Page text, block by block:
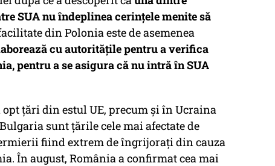
SUA nu îndeplinea cerinţele menite să
din Polonia este de asemenea
cu autorităţile pentru a verifica
pentru a se asigura că nu intră în SUA
ţări din estul UE, precum şi în Ucraina
sunt ţările cele mai afectate de
fiind extrem de îngrijoraţi din cauza
În august, România a confirmat cea mai